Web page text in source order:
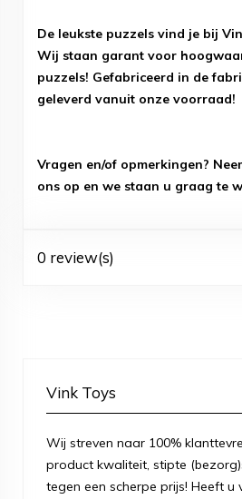
De leukste puzzels vind je bij
Wij staan garant voor
puzzels! Gefabriceerd in de
geleverd vanuit onze voorraad!
Vragen en/of opmerkingen?
ons op en we staan u graag te
0 review(s)
Vink Toys
Wij streven naar 100%
product kwaliteit, stipte
tegen een scherpe prijs! Heeft u